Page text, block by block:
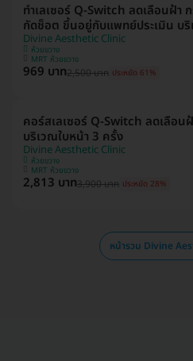
ทำเลเซอร์ Q-Switch ลดเลือนฝ้า​
กัดช็อต ขึ้นอยู่กับแพทย์ประเมิน บ
Divine Aesthetic Clinic
ห้วยขวาง
MRT ห้วยขวาง
969 บาท2,500 บาท ประหยัด 61%
คอร์สเลเซอร์ Q-Switch ลดเลือน
บริเวณใบหน้า 3 ครั้ง
Divine Aesthetic Clinic
ห้วยขวาง
MRT ห้วยขวาง
2,813 บาท3,900 บาท ประหยัด 28%
หน้ารวม Divine